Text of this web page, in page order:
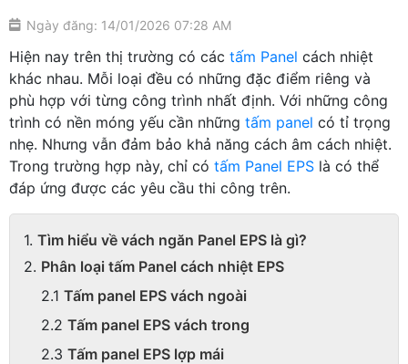
Ngày đăng: 14/01/2026 07:28 AM
Hiện nay trên thị trường có các tấm Panel cách nhiệt
khác nhau. Mỗi loại đều có những đặc điểm riêng và
phù hợp với từng công trình nhất định. Với những công
trình có nền móng yếu cần những tấm panel có tỉ trọng
nhẹ. Nhưng vẫn đảm bảo khả năng cách âm cách nhiệt.
Trong trường hợp này, chỉ có tấm Panel EPS là có thể
đáp ứng được các yêu cầu thi công trên.
Tìm hiểu về vách ngăn Panel EPS là gì?
Phân loại tấm Panel cách nhiệt EPS
Tấm panel EPS vách ngoài
Tấm panel EPS vách trong
Tấm panel EPS lợp mái